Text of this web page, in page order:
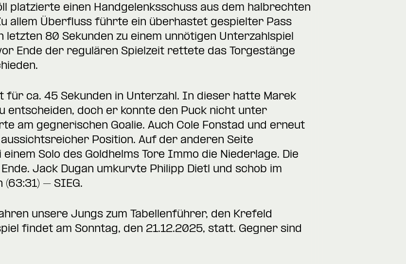
platzierte einen Handgelenksschuss aus dem halbrechten
allem Überfluss führte ein überhastet gespielter Pass
letzten 80 Sekunden zu einem unnötigen Unterzahlspiel
Ende der regulären Spielzeit rettete das Torgestänge
für ca. 45 Sekunden in Unterzahl. In dieser hatte Marek
entscheiden, doch er konnte den Puck nicht unter
am gegnerischen Goalie. Auch Cole Fonstad und erneut
Position. Auf der anderen Seite
Solo des Goldhelms Tore Immo die Niederlage. Die
Jack Dugan umkurvte Philipp Dietl und schob im
(63:31) – SIEG.
unsere Jungs zum Tabellenführer, den Krefeld
findet am Sonntag, den 21.12.2025, statt. Gegner sind